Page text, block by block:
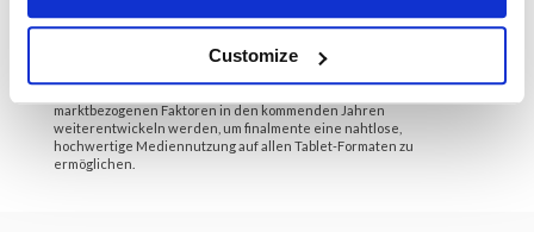
Customize
zugänglich sind, zunehmend an Bedeutung. Sie ermöglichen eine
herkömmlichen Plattformen.
marktbezogenen Faktoren in den kommenden Jahren
weiterentwickeln werden, um finalmente eine nahtlose,
hochwertige Mediennutzung auf allen Tablet-Formaten zu
ermöglichen.